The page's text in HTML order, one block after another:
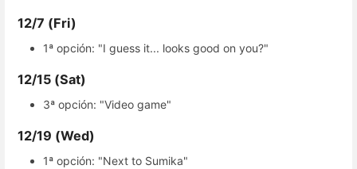
12/7 (Fri)
1ª opción: "I guess it... looks good on you?"
12/15 (Sat)
3ª opción: "Video game"
12/19 (Wed)
1ª opción: "Next to Sumika"